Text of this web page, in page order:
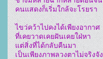
คนแสดงก็เริ่มใกล้จะโรยรา
ไขว่คว้าไปคงได้เพียงอากาศ
ที่เคยวาดเคยฝันเคยใฝ่หา
แต่สิ่งที่ได้กลับคืนมา
เป็นเพียงภาพลวงตาไม่จริงจัง